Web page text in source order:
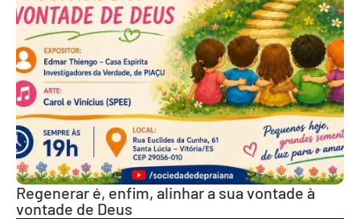
Regenerar é, enfim, alinhar a sua vontade à
vontade de Deus